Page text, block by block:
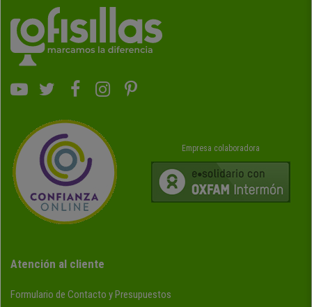
Empresa colaboradora
Atención al cliente
Formulario de Contacto y Presupuestos